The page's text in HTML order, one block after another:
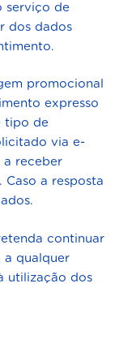
serviço de
dos dados
promocional
expresso
tipo de
via e-
a receber
Caso a resposta
continuar
a qualquer
utilização dos